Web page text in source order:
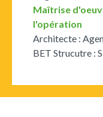
Maîtrise
l'opération
Architecte :
BET Strucutre :